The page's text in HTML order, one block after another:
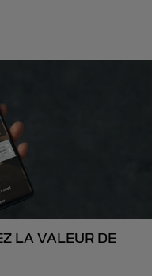
LA VALEUR DE